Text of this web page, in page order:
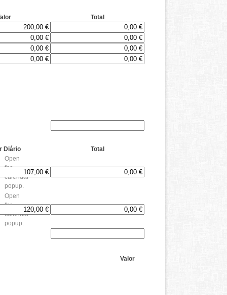
Total
Diário
Total
Open
the
calendar
popup.
Open
the
calendar
popup.
Valor